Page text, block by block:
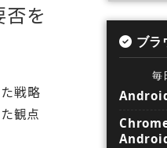
を
戦略
観点
ブラ
毎